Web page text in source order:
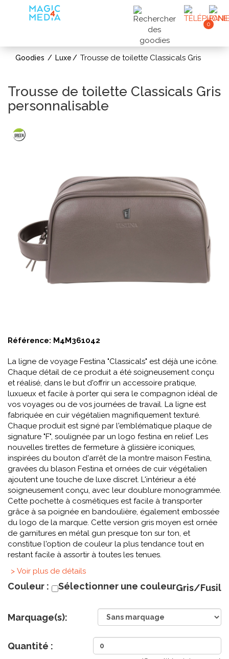
0
Goodies Luxe Trousse de toilette Classicals Gris
Trousse de toilette Classicals Gris
personnalisable
Référence: M4M361042
La ligne de voyage Festina "Classicals" est déjà une icône.
Chaque détail de ce produit a été soigneusement conçu
et réalisé, dans le but d'offrir un accessoire pratique,
luxueux et facile à porter qui sera le compagnon idéal de
vos voyages ou de vos journées de travail. La ligne est
fabriquée en cuir végétalien magnifiquement texturé.
Chaque produit est signé par l'emblématique plaque de
signature "F", soulignée par un logo festina en relief. Les
nouvelles tirettes de fermeture à glissière iconiques,
inspirées du bouton d'arrêt de la montre maison Festina,
gravées du blason Festina et ornées de cuir végétalien
ajoutent une touche de luxe discret. L'intérieur a été
soigneusement conçu, avec leur doublure monogrammée.
Cette pochette à cosmétiques est facile à transporter
grâce à sa poignée en bandoulière, également embossée
du logo de la marque. Cette version gris moyen est ornée
de garnitures en métal gun presque ton sur ton, et
constitue l'option de couleur la plus tendance tout en
restant facile à assortir à toutes les tenues.
> Voir plus de détails
Couleur : Sélectionner une couleurGris/Fusil
Marquage(s):
Quantité :